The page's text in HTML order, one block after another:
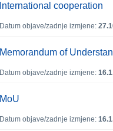
International cooperation
Datum objave/zadnje izmjene:
Memorandum of
Datum objave/zadnje izmjene:
MoU
Datum objave/zadnje izmjene: